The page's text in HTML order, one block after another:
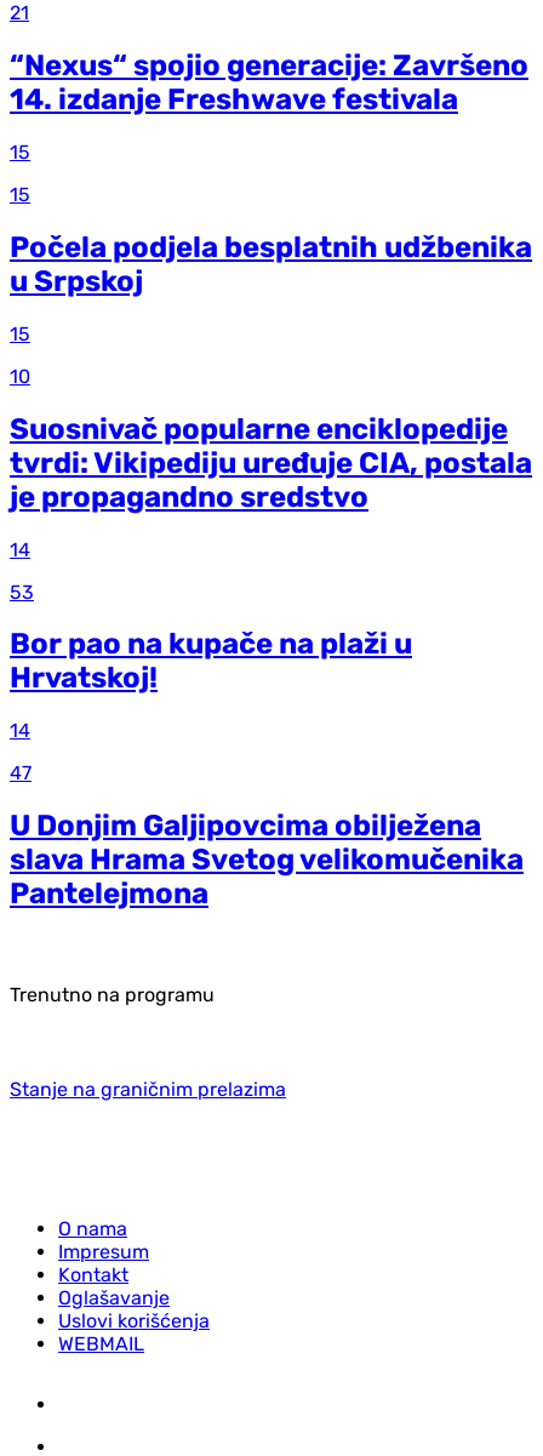
21
“Nexus“ spojio generacije: Završeno
14. izdanje Freshwave festivala
15
15
Počela podjela besplatnih udžbenika
u Srpskoj
15
10
Suosnivač popularne enciklopedije
tvrdi: Vikipediju uređuje CIA, postala
je propagandno sredstvo
14
53
Bor pao na kupače na plaži u
Hrvatskoj!
14
47
U Donjim Galjipovcima obilježena
slava Hrama Svetog velikomučenika
Pantelejmona
Trenutno na programu
Stanje na graničnim prelazima
O nama
Impresum
Kontakt
Oglašavanje
Uslovi korišćenja
WEBMAIL